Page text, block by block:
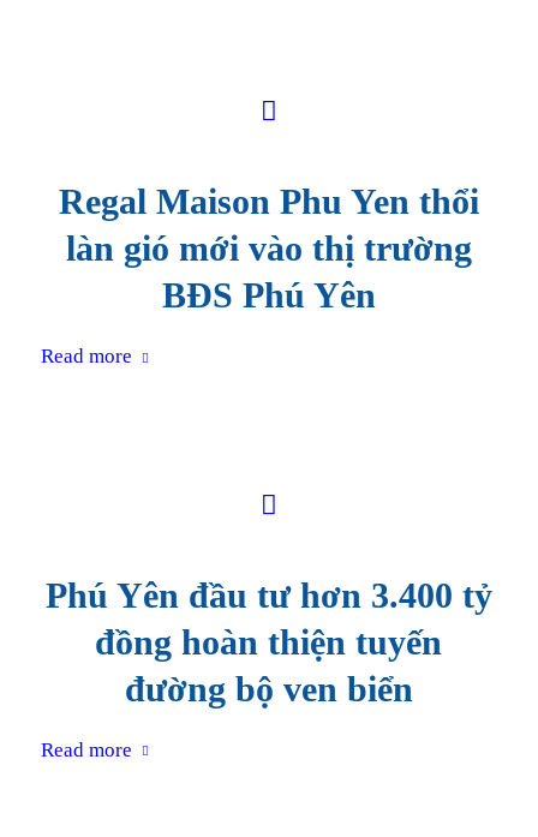
Regal Maison Phu Yen thổi
làn gió mới vào thị trường
BĐS Phú Yên
Read more
Phú Yên đầu tư hơn 3.400 tỷ
đồng hoàn thiện tuyến
đường bộ ven biển
Read more